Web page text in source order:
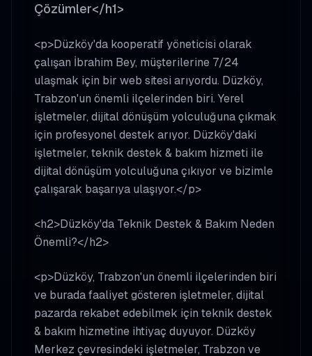
Çözümler</h1>
<p>Düzköy'da kooperatif yöneticisi olarak
çalışan İbrahim Bey, müşterilerine 7/24
ulaşmak için bir web sitesi arıyordu. Düzköy,
Trabzon'un önemli ilçelerinden biri. Yerel
işletmeler, dijital dönüşüm yolculuğuna çıkmak
için profesyonel destek arıyor. Düzköy'daki
işletmeler, teknik destek & bakım hizmeti ile
dijital dönüşüm yolculuğuna çıkıyor ve bizimle
çalışarak başarıya ulaşıyor.</p>
<h2>Düzköy'da Teknik Destek & Bakım Neden
Önemli?</h2>
<p>Düzköy, Trabzon'un önemli ilçelerinden biri
ve burada faaliyet gösteren işletmeler, dijital
pazarda rekabet edebilmek için teknik destek
& bakım hizmetine ihtiyaç duyuyor. Düzköy
Merkez çevresindeki işletmeler, Trabzon ve